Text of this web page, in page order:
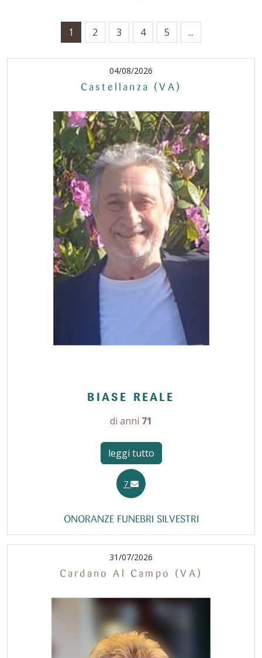
1 2 3 4 5 ...
04/08/2026
Castellanza (VA)
BIASE REALE
di anni 71
leggi tutto
7
ONORANZE FUNEBRI SILVESTRI
31/07/2026
Cardano Al Campo (VA)